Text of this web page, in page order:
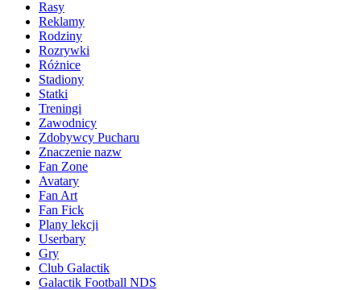
Rasy
Reklamy
Rodziny
Rozrywki
Różnice
Stadiony
Statki
Treningi
Zawodnicy
Zdobywcy Pucharu
Znaczenie nazw
Fan Zone
Avatary
Fan Art
Fan Fick
Plany lekcji
Userbary
Gry
Club Galactik
Galactik Football NDS